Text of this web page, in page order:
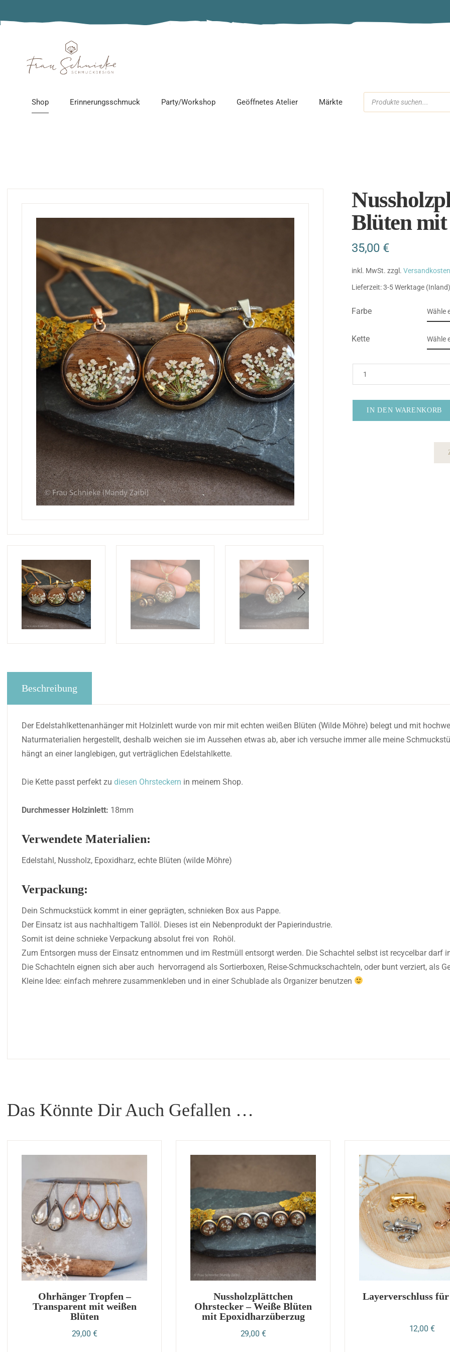
Shop
Edelstahlschmuck
Erinnerungsschmuck
Holzschmuck
Sonnenfänger
Personalisierter Schmuck
Gänseliesel Schmuck
Ketten ohne Anhänger
Gutschein
Sale %
Erinnerungsschmuck Party/Workshop Geöffnetes Atelier Märkte
Alle Produkte
Erinnerungsschmuck
Gänseliesel Schmuck
Sale %
Schmuckparty
Blüten
35,00 €
inkl. MwSt. zzgl. Versandkosten
Lieferzeit:3-5 Werktage
Farbe
Kette
IN DEN WARENKORB
Beschreibung
Der Edelstahlkettenanhänger mit Holzinlett wurde von mir mit echten weißen Blüten (Wilde Möhre) belegt und mit
Naturmaterialien hergestellt, deshalb weichen sie im Aussehen etwas ab, aber ich versuche immer alle meine
hängt an einer langlebigen, gut verträglichen Edelstahlkette.
Die Kette passt perfekt zu diesen Ohrsteckern in meinem Shop.
Durchmesser Holzinlett: 18mm
Verwendete Materialien:
Edelstahl, Nussholz, Epoxidharz, echte Blüten (wilde Möhre)
Verpackung:
Dein Schmuckstück kommt in einer geprägten, schnieken Box aus Pappe.
Der Einsatz ist aus nachhaltigem Tallöl. Dieses ist ein Nebenprodukt der Papierindustrie.
Somit ist deine schnieke Verpackung absolut frei von Rohöl.
Zum Entsorgen muss der Einsatz entnommen und im Restmüll entsorgt werden. Die Schachtel selbst ist recycelbar darf
Die Schachteln eignen sich aber auch hervorragend als Sortierboxen, Reise-Schmuckschachteln, oder bunt verziert, als
Kleine Idee: einfach mehrere zusammenkleben und in einer Schublade als Organizer benutzen
Das Könnte Dir Auch Gefallen …
Ohrhänger Tropfen –
Transparent mit weißen
Blüten
29,00 €
Nussholzplättchen
Ohrstecker – Weiße Blüten
mit Epoxidharzüberzug
29,00 €
Layerverschluss
12,00 €